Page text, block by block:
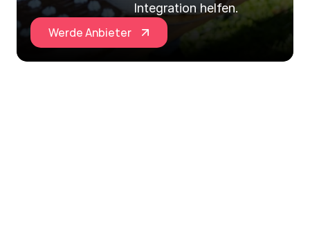
Integration helfen.
Werde Anbieter